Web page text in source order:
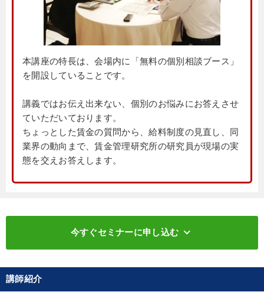
本講座の特長は、会場内に「無料の個別相談ブース」
を開設していることです。
講義ではお伝え出来ない、個別のお悩みにお答えさせ
ていただいております。
ちょっとした賃金の質問から、給料制度の見直し、同
業界の動向まで、賃金管理研究所の研究員が現場の実
態を交えお答えします。
今すぐセミナーに申し込む keyboard_arrow_down
講師紹介